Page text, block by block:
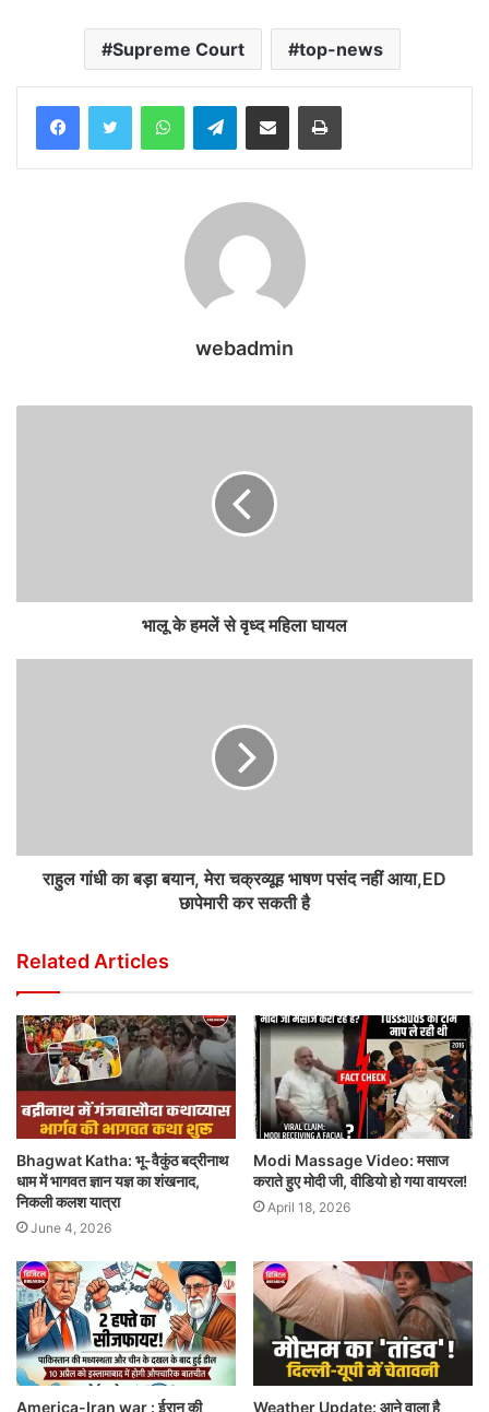
Supreme Court top-news
WhatsAppTelegramShare via Email Print
webadmin
भालू के हमलें से वृध्द महिला घायल
राहुल गांधी का बड़ा बयान, मेरा चक्रव्यूह भाषण पसंद नहीं आया,ED
छापेमारी कर सकती है
Related Articles
Bhagwat Katha: भू-वैकुंठ बद्रीनाथ
धाम में भागवत ज्ञान यज्ञ का शंखनाद,
निकली कलश यात्रा
June 4, 2026
Modi Massage Video: मसाज
कराते हुए मोदी जी, वीडियो हो गया वायरल!
April 18, 2026
America-Iran war : ईरान की Weather Update: आने वाला है